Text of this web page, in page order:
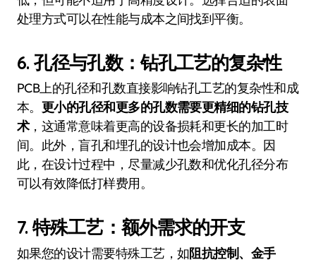
处理方式可以在性能与成本之间找到平衡。
6.孔径与孔数：钻孔工艺的复杂性
PCB上的孔径和孔数直接影响钻孔工艺的复杂性和成
本。 更小的孔径和更多的孔数需要更精细的钻孔技
术，这通常意味着更高的设备损耗和更长的加工时
间。此外，盲孔和埋孔的设计也会增加成本。因
此，在设计过程中，尽量减少孔数和优化孔径分布
可以有效降低打样费用。
7.特殊工艺：额外需求的开支
如果您的设计需要特殊工艺，如阻抗控制、金手